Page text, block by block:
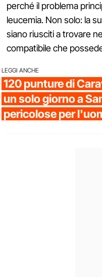
perché il problema
leucemia. Non solo: la
siano riusciti a trovare
compatibile che
LEGGI ANCHE
120 punture di
un solo giorno a
pericolose per